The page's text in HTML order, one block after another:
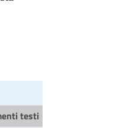
testi